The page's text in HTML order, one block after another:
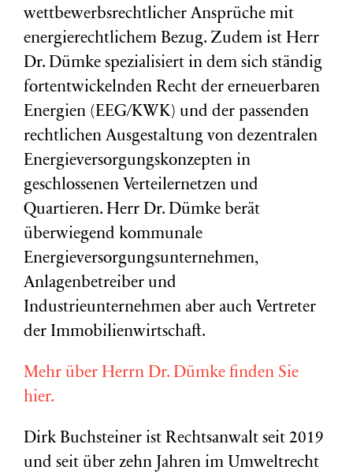
wettbewerbsrechtlicher Ansprüche mit
energierechtlichem Bezug. Zudem ist Herr
Dr. Dümke spezialisiert in dem sich ständig
fortentwickelnden Recht der erneuerbaren
Energien (EEG/KWK) und der passenden
rechtlichen Ausgestaltung von dezentralen
Energieversorgungskonzepten in
geschlossenen Verteilernetzen und
Quartieren. Herr Dr. Dümke berät
überwiegend kommunale
Energieversorgungsunternehmen,
Anlagenbetreiber und
Industrieunternehmen aber auch Vertreter
der Immobilienwirtschaft.
Mehr über Herrn Dr. Dümke finden Sie
hier.
Dirk Buchsteiner ist Rechtsanwalt seit 2019
und seit über zehn Jahren im Umweltrecht